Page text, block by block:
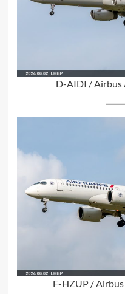
D-AIDI / Airbus
F-HZUP /